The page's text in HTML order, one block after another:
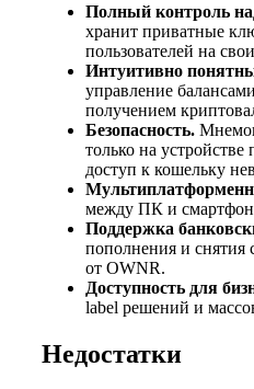
Полный контроль
хранит приватные
пользователей на
Интуитивно
управление
получением
Безопасность.
только на устройстве
доступ к кошельку
между ПК и
Поддержка
пополнения и снятия
от OWNR.
Доступность для
label решений и
Недостатки